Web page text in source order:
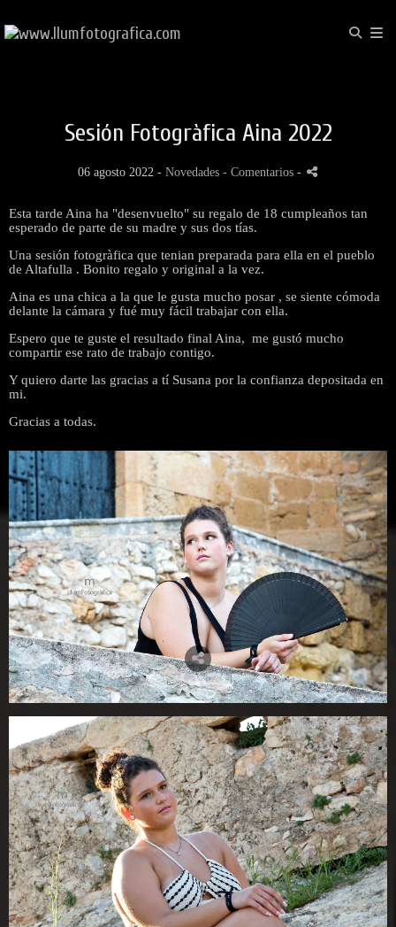
Sesión Fotogràfica Aina 2022
06 agosto 2022 - Novedades - Comentarios -
Esta tarde Aina ha "desenvuelto" su regalo de 18 cumpleaños tan
esperado de parte de su madre y sus dos tías.
Una sesión fotogràfica que tenian preparada para ella en el pueblo
de Altafulla . Bonito regalo y original a la vez.
Aina es una chica a la que le gusta mucho posar , se siente cómoda
delante la cámara y fué muy fácil trabajar con ella.
Espero que te guste el resultado final Aina, me gustó mucho
compartir ese rato de trabajo contigo.
Y quiero darte las gracias a tí Susana por la confianza depositada en
mi.
Gracias a todas.